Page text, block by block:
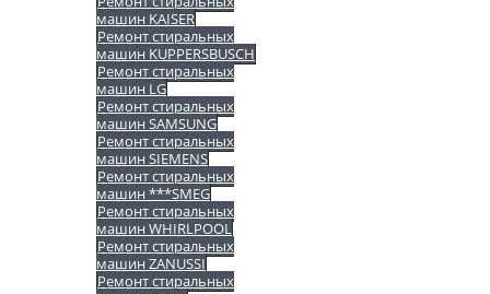
машин KAISER
Ремонт стиральных
машин KUPPERSBUSCH
Ремонт стиральных
машин LG
Ремонт стиральных
машин SAMSUNG
Ремонт стиральных
машин SIEMENS
Ремонт стиральных
машин ***SMEG
Ремонт стиральных
машин WHIRLPOOL
Ремонт стиральных
машин ZANUSSI
Ремонт стиральных